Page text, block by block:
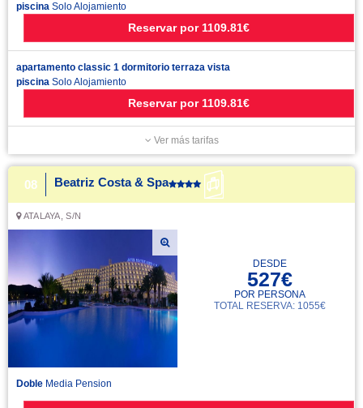
piscina Solo Alojamiento
Reservar por 1109.81€
apartamento classic 1 dormitorio terraza vista
piscina Solo Alojamiento
Reservar por 1109.81€
Ver más tarifas
08 Beatriz Costa & Spa
ATALAYA, S/N
DESDE
527€
POR PERSONA
TOTAL RESERVA: 1055€
Doble Media Pension